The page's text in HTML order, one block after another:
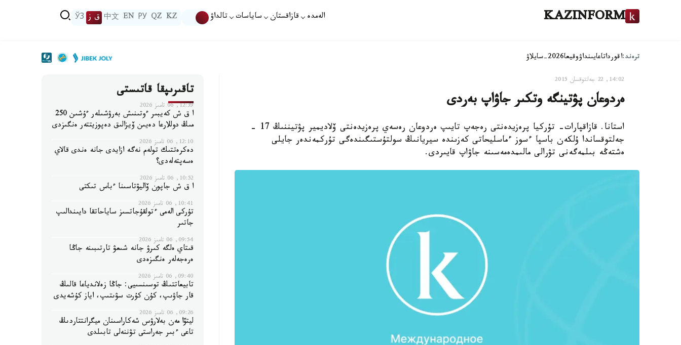
KAZINFORM الەمدە قازاقستان ساياسات تالداۋ KZ
QZ
РУ
EN
中文 ق ز ЎЗ
ترەند:اقورداتاعايىنداۋوقيعا2026-سايلاۋ
14:02, 22 جەلتوقسان 2015
ەردوعان پۋتينگە وتكىر جاۋاپ بەردى
استانا. قازاقپارات- تۇركيا پرەزيدەنتى رەجەپ تايىپ ەردوعان رەسەي پرەزيدەنتى ۆلاديمير پۋتيننىڭ 17 -
جەلتوقساندا ۇلكەن باسپا ءسوز ءماسليحاتى كەزىندە سيريانىڭ سولتۇستىگىندەگى تۇركمەندەر جايلى
ەشتەڭە بىلمەگەنى تۋرالى مالىمدەمەسىنە جاۋاپ قايىردى.
تاقىرىپقا قاتىستى
12:39, 06 تامىز 2026
ا ق ش كەيبىر ءوتىنىش بەرۋشىلەر ءۇشىن 250
مىڭ دوللارعا دەيىن ۆيزالىق دەپوزيتتەر ەنگىزدى
12:10, 06 تامىز 2026
دەكرەتتىك تولەم نەگە ازايدى جانە ەندى قالاي
ەسەپتەلەدى؟
10:52, 06 تامىز 2026
ا ق ش جاپون ۆاليۋتاسىنا ءباس تىكتى
10:41, 06 تامىز 2026
تۇركى الەمى ءتولقۇجاتسىز ساياحاتقا دايىندالىپ
جاتىر
09:54, 06 تامىز 2026
قىتاي ەلگە كىرۋ جانە شىعۋ تارتىبىنە جاڭا
ەرەجەلەر ەنگىزەدى
09:40, 06 تامىز 2026
تابيعاتتىڭ توسىنسىيى: جاڭا زەلاندياعا قالىڭ
قار جاۋىپ، كۇن كۇرت سۋىتىپ، اياز كۇشەيدى
09:26, 06 تامىز 2026
ليتۆا مەن بەلارۋس شەكاراسىنان ميگرانتتاردىڭ
تاعى ءبىر جەراستى تۋننەلى تابىلدى